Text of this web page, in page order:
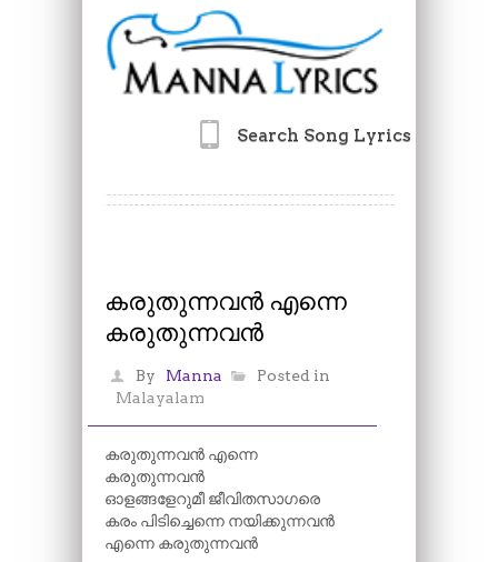
Search Song Lyrics
കരുതുന്നവൻ എന്നെ
കരുതുന്നവൻ
By Manna
Posted in
Malayalam
കരുതുന്നവൻ എന്നെ
കരുതുന്നവൻ
ഓളങ്ങളേറുമീ ജീവിതസാഗരെ
കരം പിടിച്ചെന്നെ നയിക്കുന്നവൻ
എന്നെ കരുതുന്നവൻ